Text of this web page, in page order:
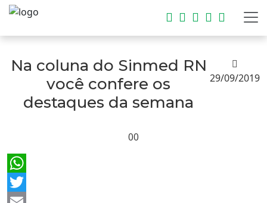
Na coluna do Sinmed RN
você confere os
destaques da semana
29/09/2019
00